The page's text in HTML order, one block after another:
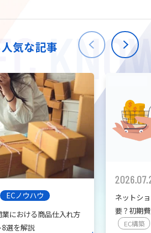
外進出・現地
W2
拡張プラグイン一覧
カスタマイズ開発
会社情報
TW
気な記事
ECノウハウ
における商品仕入れ方
選を解説
ネットシ
要？初期
を紹介
EC構築